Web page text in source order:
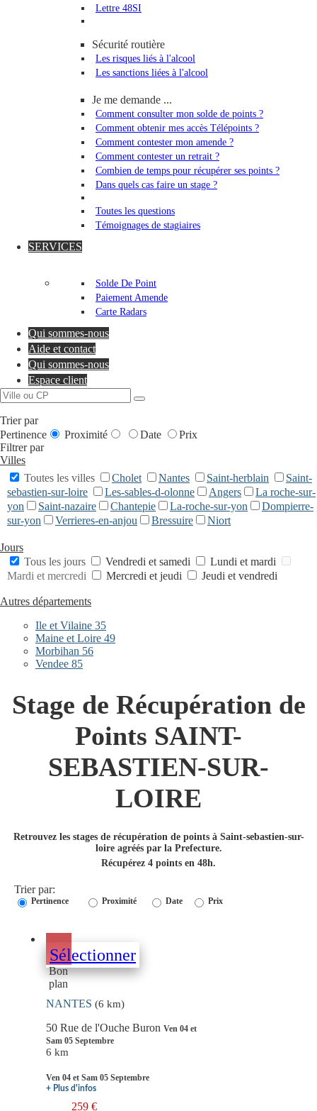
Lettre 48SI
Sécurité routière
Les risques liés à l'alcool
Les sanctions liées à l'alcool
Je me demande ...
Comment consulter mon solde de points ?
Comment obtenir mes accès Télépoints ?
Comment contester mon amende ?
Comment contester un retrait ?
Combien de temps pour récupérer ses points ?
Dans quels cas faire un stage ?
Toutes les questions
Témoignages de stagiaires
SERVICES
Solde De Point
Paiement Amende
Carte Radars
Qui sommes-nous
Aide et contact
Qui sommes-nous
Espace client
Trier par
Pertinence
Proximité Date
Prix
Filtrer par
Villes
Toutes les villes
Cholet Nantes Saint-herblain
Saint-
sebastien-sur-loire
Les-sables-d-olonne Angers
La roche-sur-
yon
Saint-nazaire Chantepie La-roche-sur-yon
Dompierre-
sur-yon
Verrieres-en-anjou Bressuire Niort
Jours
Tous les jours
Vendredi et samedi
Lundi et mardi
Mardi et mercredi
Mercredi et jeudi Jeudi et vendredi
Autres départements
Ile et Vilaine 35
Maine et Loire 49
Morbihan 56
Vendee 85
Stage de Récupération de
Points SAINT-
SEBASTIEN-SUR-
LOIRE
Retrouvez les stages de récupération de points à Saint-sebastien-sur-
loire agréés par la Prefecture.
Récupérez 4 points en 48h.
Trier par:
Pertinence Proximité Date Prix
Sélectionner
Bon
plan
NANTES (6 km)
50 Rue de l'Ouche Buron Ven 04 et
Sam 05 Septembre
6 km
Ven 04 et Sam 05 Septembre
+ Plus d'infos
259 €